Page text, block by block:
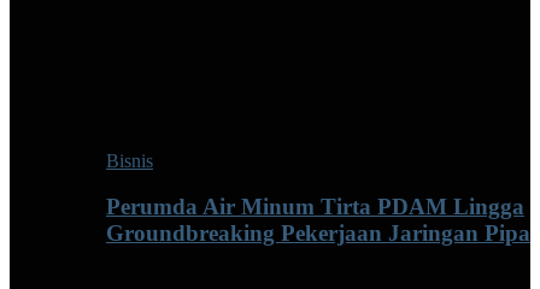
Bisnis
Perumda Air Minum Tirta PDAM Lingga
Groundbreaking Pekerjaan Jaringan Pipa